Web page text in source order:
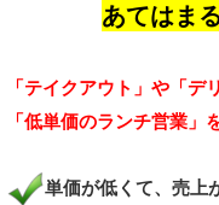
あてはま
「テイクアウト」や「デ
「低単価のランチ営業」
単価が低くて、売上